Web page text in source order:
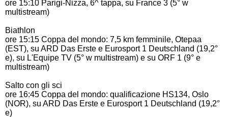
ore 15:10 Parigi-Nizza, 6^ tappa, su France 3 (5° w
multistream)
Biathlon
ore 15:15 Coppa del mondo: 7,5 km femminile, Otepaa
(EST), su ARD Das Erste e Eurosport 1 Deutschland (19,2°
e), su L'Equipe TV (5° w multistream) e su ORF 1 (9° e
multistream)
Salto con gli sci
ore 16:45 Coppa del mondo: qualificazione HS134, Oslo
(NOR), su ARD Das Erste e Eurosport 1 Deutschland (19,2°
e)